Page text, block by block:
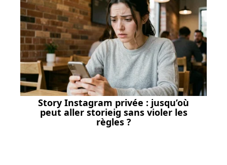
Story Instagram privée : jusqu’où
peut aller storieig sans violer les
règles ?